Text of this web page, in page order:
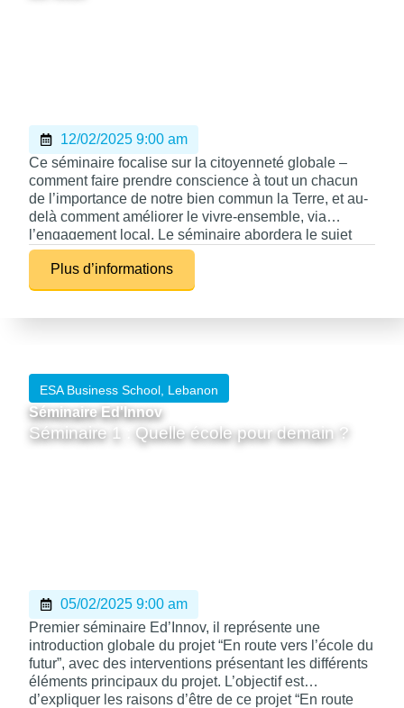
12/02/2025 9:00 am
Ce séminaire focalise sur la citoyenneté globale –
comment faire prendre conscience à tout un chacun
de l’importance de notre bien commun la Terre, et au-
delà comment améliorer le vivre-ensemble, via
l’engagement local. Le séminaire abordera le sujet
tant au niveau des apprenants à titre individuel que de
l’école elle-même.
Plus d’informations
ESA Business School, Lebanon
Séminaire Ed'Innov
Séminaire 1 : Quelle école pour demain ?
05/02/2025 9:00 am
Premier séminaire Ed’Innov, il représente une
introduction globale du projet “En route vers l’école du
futur”, avec des interventions présentant les différents
éléments principaux du projet. L’objectif est
d’expliquer les raisons d’être de ce projet “En route